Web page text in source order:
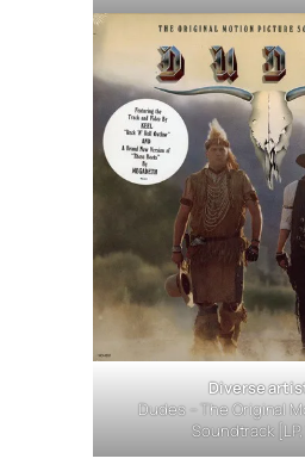
Diverse
Dudes – The Original
Soundtrack